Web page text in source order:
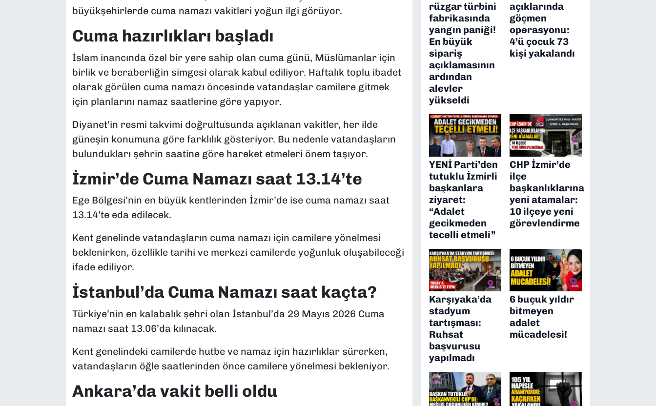
büyükşehirlerde cuma namazı vakitleri yoğun ilgi görüyor.
Cuma hazırlıkları başladı
İslam inancında özel bir yere sahip olan cuma günü, Müslümanlar için
birlik ve beraberliğin simgesi olarak kabul ediliyor. Haftalık toplu ibadet
olarak görülen cuma namazı öncesinde vatandaşlar camilere gitmek
için planlarını namaz saatlerine göre yapıyor.
Diyanet’in resmi takvimi doğrultusunda açıklanan vakitler, her ilde
güneşin konumuna göre farklılık gösteriyor. Bu nedenle vatandaşların
bulundukları şehrin saatine göre hareket etmeleri önem taşıyor.
İzmir’de Cuma Namazı saat 13.14’te
Ege Bölgesi’nin en büyük kentlerinden İzmir’de ise cuma namazı saat
13.14’te eda edilecek.
Kent genelinde vatandaşların cuma namazı için camilere yönelmesi
beklenirken, özellikle tarihi ve merkezi camilerde yoğunluk oluşabileceği
ifade ediliyor.
İstanbul’da Cuma Namazı saat kaçta?
Türkiye’nin en kalabalık şehri olan İstanbul’da 29 Mayıs 2026 Cuma
namazı saat 13.06’da kılınacak.
Kent genelindeki camilerde hutbe ve namaz için hazırlıklar sürerken,
vatandaşların öğle saatlerinden önce camilere yönelmesi bekleniyor.
Ankara’da vakit belli oldu
rüzgar türbini
fabrikasında
yangın paniği!
En büyük
sipariş
açıklamasının
ardından
alevler
yükseldi
açıklarında
göçmen
operasyonu:
4’ü çocuk 73
kişi yakalandı
YENİ Parti’den
tutuklu İzmirli
başkanlara
ziyaret:
“Adalet
gecikmeden
tecelli etmeli”
CHP İzmir’de
ilçe
başkanlıklarına
yeni atamalar:
10 ilçeye yeni
görevlendirme
Karşıyaka’da
stadyum
tartışması:
Ruhsat
başvurusu
yapılmadı
6 buçuk yıldır
bitmeyen
adalet
mücadelesi!